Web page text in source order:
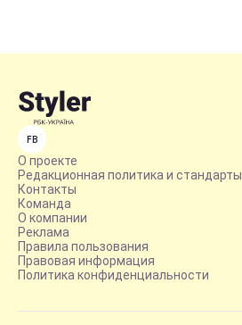
FB
О проекте
Редакционная политика и стандарты
Контакты
Команда
О компании
Реклама
Правила пользования
Правовая информация
Политика конфиденциальности